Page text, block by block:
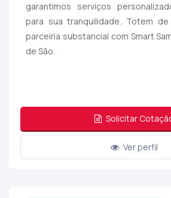
garantimos serviços
para sua tranquilidade. Totem de
parceiria substancial com Smart
de São.
Solicitar
Ver perfil